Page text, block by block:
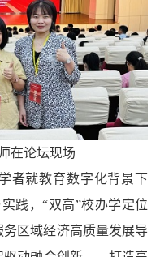
在论坛现场
者就教育数字化背景下
践，“双高”校办学定位
区域经济高质量发展导